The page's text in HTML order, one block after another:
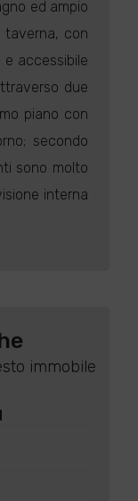
ed ampio
taverna, con
accessibile
due
piano con
secondo
sono molto
interna
immobile